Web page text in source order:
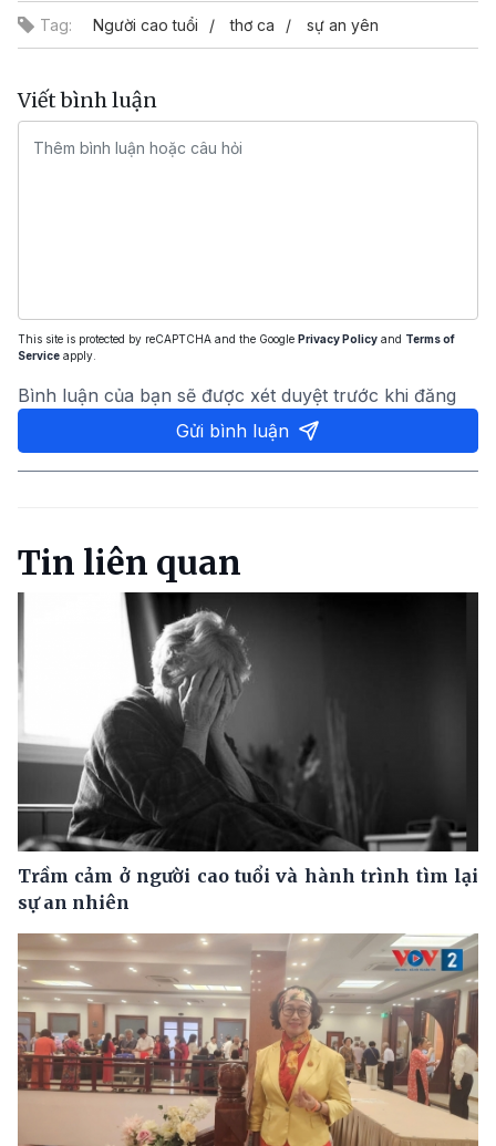
Tag: Người cao tuổi thơ ca sự an yên
Viết bình luận
This site is protected by reCAPTCHA and the Google Privacy Policy and Terms of
Service apply.
Bình luận của bạn sẽ được xét duyệt trước khi đăng
Gửi bình luận
Tin liên quan
Trầm cảm ở người cao tuổi và hành trình tìm lại
sự an nhiên